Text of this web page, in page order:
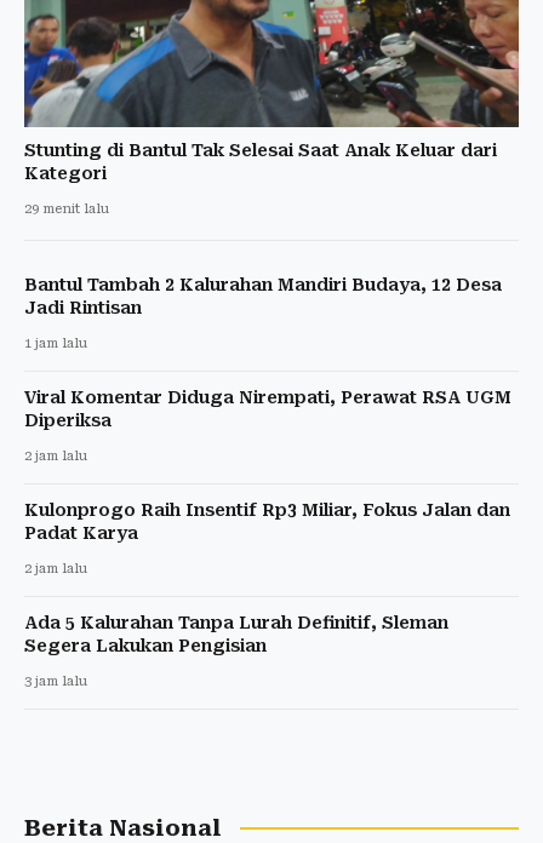
Stunting di Bantul Tak Selesai Saat Anak Keluar dari
Kategori
29 menit lalu
Bantul Tambah 2 Kalurahan Mandiri Budaya, 12 Desa
Jadi Rintisan
1 jam lalu
Viral Komentar Diduga Nirempati, Perawat RSA UGM
Diperiksa
2 jam lalu
Kulonprogo Raih Insentif Rp3 Miliar, Fokus Jalan dan
Padat Karya
2 jam lalu
Ada 5 Kalurahan Tanpa Lurah Definitif, Sleman
Segera Lakukan Pengisian
3 jam lalu
Berita Nasional